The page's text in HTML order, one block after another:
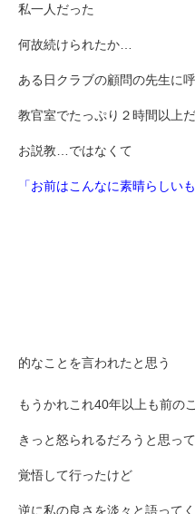
私一人だった
何故続けられたか…
ある日クラブの顧問の先生に
教官室でたっぷり２時間以上
お説教…ではなくて
「お前はこんなに素晴らしい
的なことを言われたと思う
もうかれこれ40年以上も前の
きっと怒られるだろうと思って
覚悟して行ったけど
逆に私の良さを淡々と語って